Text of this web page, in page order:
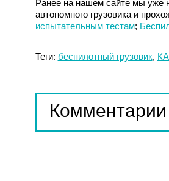
Ранее на нашем сайте мы уже
автономного грузовика и
испытательным тестам;
Теги: беспилотный грузовик,
Комментарии